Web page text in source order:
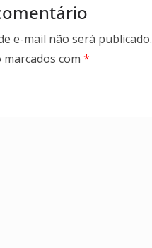
e-mail não será publicado.
com *